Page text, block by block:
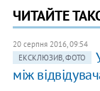
ЧИТАЙТЕ
20 серпня 2016, 09:54
ЕКСКЛЮЗИВ, ФОТО
між